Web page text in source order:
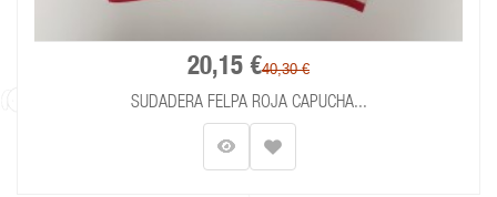
20,15 €40,30 €
SUDADERA FELPA ROJA CAPUCHA...